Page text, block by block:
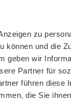
zu
können und die
geben wir
Partner für
führen diese
die Sie
An nur